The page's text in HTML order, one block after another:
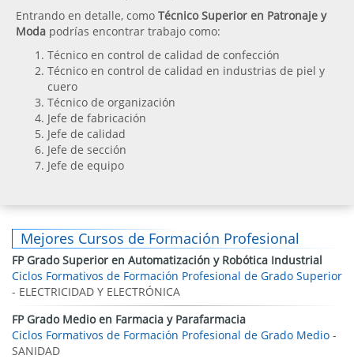
Entrando en detalle, como Técnico Superior en Patronaje y
Moda podrías encontrar trabajo como:
Técnico en control de calidad de confección
Técnico en control de calidad en industrias de piel y
cuero
Técnico de organización
Jefe de fabricación
Jefe de calidad
Jefe de sección
Jefe de equipo
Mejores Cursos de Formación Profesional
FP Grado Superior en Automatización y Robótica Industrial
Ciclos Formativos de Formación Profesional de Grado Superior
- ELECTRICIDAD Y ELECTRÓNICA
FP Grado Medio en Farmacia y Parafarmacia
Ciclos Formativos de Formación Profesional de Grado Medio -
SANIDAD